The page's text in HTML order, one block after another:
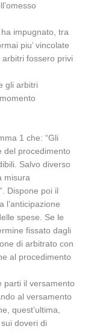
impugnato, tra
piu’ vincolate
fossero privi
gli arbitri
1 che: “Gli
del procedimento
Salvo diverso
misura
Dispone poi il
l’anticipazione
spese. Se le
fissato dagli
di arbitrato con
al procedimento
parti il versamento
al versamento
quest’ultima,
doveri di